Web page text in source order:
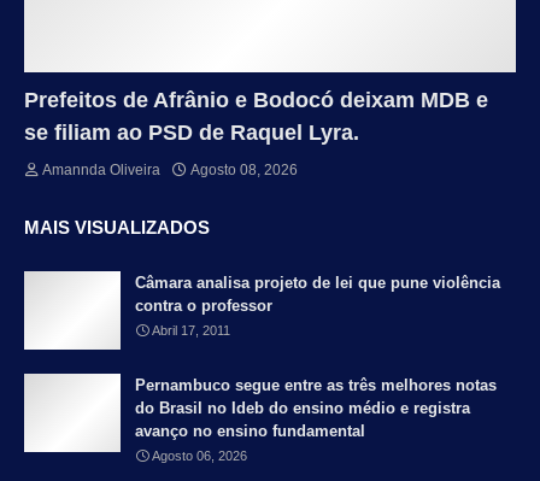
Prefeitos de Afrânio e Bodocó deixam MDB e
se filiam ao PSD de Raquel Lyra.
Amannda Oliveira Agosto 08, 2026
MAIS VISUALIZADOS
Câmara analisa projeto de lei que pune violência
contra o professor
Abril 17, 2011
Pernambuco segue entre as três melhores notas
do Brasil no Ideb do ensino médio e registra
avanço no ensino fundamental
Agosto 06, 2026